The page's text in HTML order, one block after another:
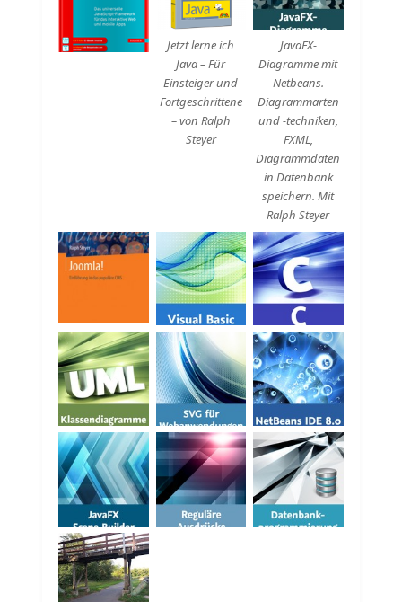
Jetzt lerne ich
Java – Für
Einsteiger und
Fortgeschrittene
– von Ralph
Steyer
JavaFX-
Diagramme mit
Netbeans.
Diagrammarten
und -techniken,
FXML,
Diagrammdaten
in Datenbank
speichern. Mit
Ralph Steyer